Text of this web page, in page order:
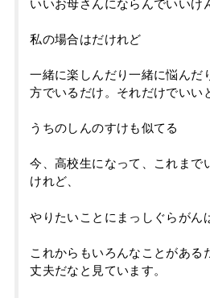
いいお母さんにならんでいいけ
私の場合はだけれど
一緒に楽しんだり一緒に悩んだ
方でいるだけ。それだけでいい
うちのしんのすけも似てる
今、高校生になって、これまで
けれど、
やりたいことにまっしぐらがん
これからもいろんなことがある
丈夫だなと見ています。